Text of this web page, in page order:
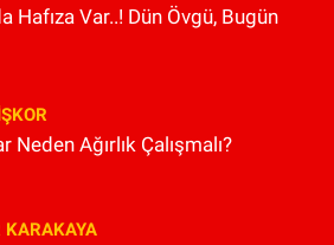
Hafıza Var..! Dün Övgü, Bugün
Neden Ağırlık Çalışmalı?
KARAKAYA